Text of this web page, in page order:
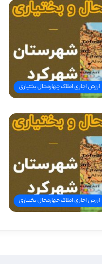
ارزش اجاری املاک چهارمحال بختیاری
ارزش اجاری املاک چهارمحال بختیاری